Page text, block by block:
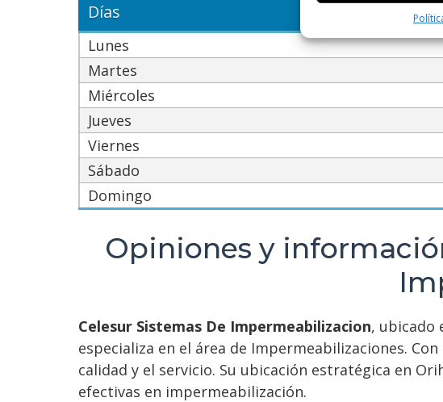
Utilizar datos de
dispositivos en
Garantizar la
fallos, Ofrecer y
comunicar las
Días
Lunes
Martes
Miércoles
Jueves
Viernes
Sábado
Domingo
Opiniones y
Celesur Sistemas De Impermeabilizacion, ubicado
especializa en el área de Impermeabilizaciones.
calidad y el servicio. Su ubicación estratégica en
efectivas en impermeabilización.